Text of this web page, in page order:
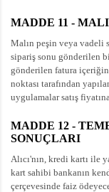
MADDE 11 -
Malın peşin veya vadeli
sipariş sonu gönderilen
gönderilen fatura
noktası tarafından
uygulamalar satış
MADDE 12 -
SONUÇLARI
Alıcı'nın, kredi kartı ile
kart sahibi bankanın
çerçevesinde faiz